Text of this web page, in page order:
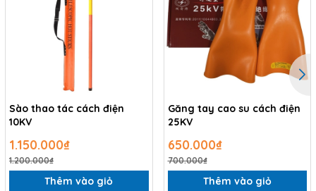
Sào thao tác cách điện
10KV
1.150.000₫
1.200.000₫
Thêm vào giỏ
Găng tay cao su cách điện
25KV
650.000₫
700.000₫
Thêm vào giỏ